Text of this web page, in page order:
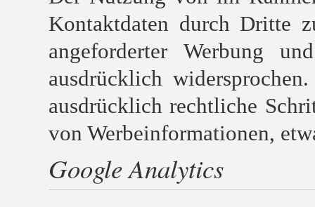
Kontaktdaten durch Dritte
angeforderter Werbung
ausdrücklich
ausdrücklich rechtliche
von Werbeinformationen,
Google Analytics